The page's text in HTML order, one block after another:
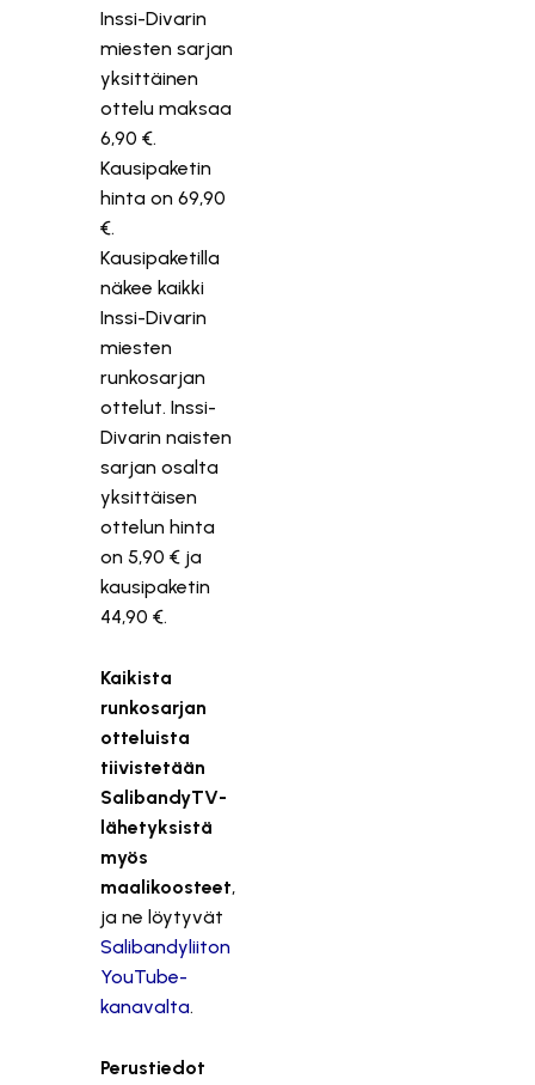
Inssi-Divarin
miesten sarjan
yksittäinen
ottelu maksaa
6,90 €.
Kausipaketin
hinta on 69,90
€.
Kausipaketilla
näkee kaikki
Inssi-Divarin
miesten
runkosarjan
ottelut. Inssi-
Divarin naisten
sarjan osalta
yksittäisen
ottelun hinta
on 5,90 € ja
kausipaketin
44,90 €.
Kaikista
runkosarjan
otteluista
tiivistetään
SalibandyTV-
lähetyksistä
myös
maalikoosteet,
ja ne löytyvät
Salibandyliiton
YouTube-
kanavalta.
Perustiedot